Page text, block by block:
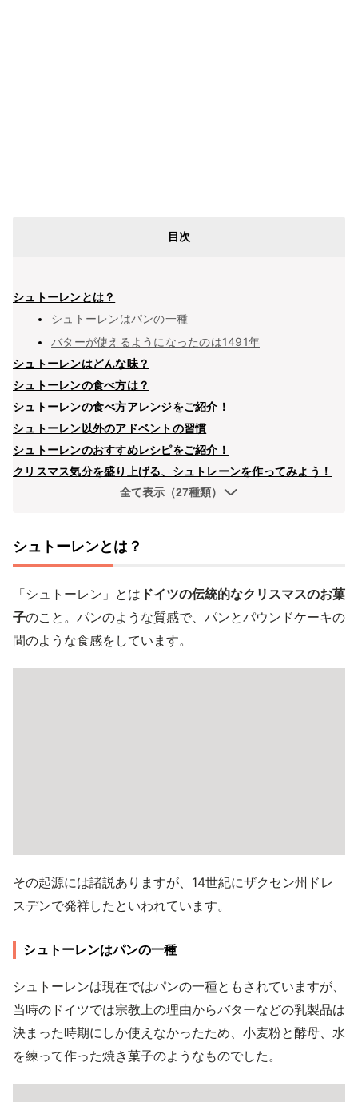
目次
シュトーレンとは？
シュトーレンはパンの一種
バターが使えるようになったのは1491年
シュトーレンはどんな味？
シュトーレンの食べ方は？
シュトーレンの食べ方アレンジをご紹介！
シュトーレン以外のアドベントの習慣
シュトーレンのおすすめレシピをご紹介！
クリスマス気分を盛り上げる、シュトレーンを作ってみよう！
全て表示（27種類）
シュトーレンとは？
「シュトーレン」とは ドイツの伝統的なクリスマスのお菓
子のこと。パンのような質感で、パンとパウンドケーキの
間のような食感をしています。
その起源には諸説ありますが、14世紀にザクセン州ドレ
スデンで発祥したといわれています。
シュトーレンはパンの一種
シュトーレンは現在ではパンの一種ともされていますが、
当時のドイツでは宗教上の理由からバターなどの乳製品は
決まった時期にしか使えなかったため、小麦粉と酵母、水
を練って作った焼き菓子のようなものでした。